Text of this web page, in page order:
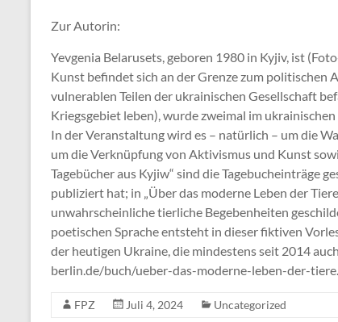
Zur Autorin:
Yevgenia Belarusets, geboren 1980 in Kyjiv, ist
Kunst befindet sich an der Grenze zum politischen
vulnerablen Teilen der ukrainischen Gesellschaft
Kriegsgebiet leben), wurde zweimal im
In der Veranstaltung wird es – natürlich – um die
um die Verknüpfung von Aktivismus und Kunst
Tagebücher aus Kyjiw“ sind die Tagebucheinträge
publiziert hat; in „Über das moderne Leben der
unwahrscheinliche tierliche Begebenheiten
poetischen Sprache entsteht in dieser fiktiven
der heutigen Ukraine, die mindestens seit 2014
berlin.de/buch/ueber-das-moderne-leben-der-
FPZ Juli 4, 2024 Uncategorized